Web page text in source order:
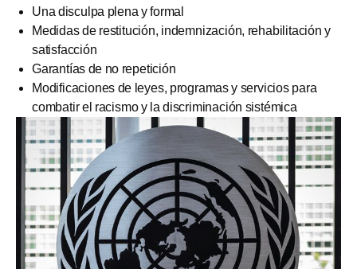
Una disculpa plena y formal
Medidas de restitución, indemnización, rehabilitación y
satisfacción
Garantías de no repetición
Modificaciones de leyes, programas y servicios para
combatir el racismo y la discriminación sistémica